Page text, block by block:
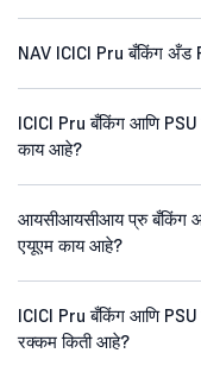
NAV ICICI Pru बँकिंग अँड
ICICI Pru बँकिंग आणि PSU
काय आहे?
आयसीआयसीआय प्रु बँकिंग
एयूएम काय आहे?
ICICI Pru बँकिंग आणि
रक्कम किती आहे?